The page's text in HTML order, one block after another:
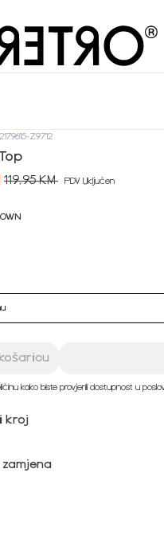
Z9712
119,95 KM PDV Uključen
kako biste provjerili dostupnost u
kroj